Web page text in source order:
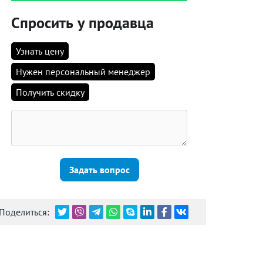
Спросить у продавца
Узнать цену
Нужен персональный менеджер
Получить скидку
Задать вопрос